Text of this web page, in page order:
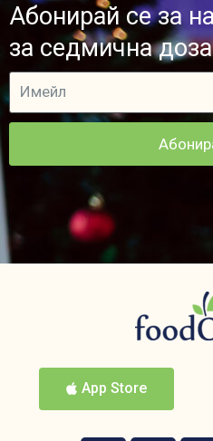
Абонирай се за
за седмична
App Store